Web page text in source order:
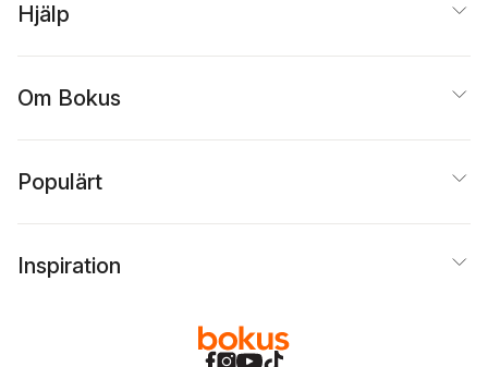
Hjälp
Om Bokus
Populärt
Inspiration